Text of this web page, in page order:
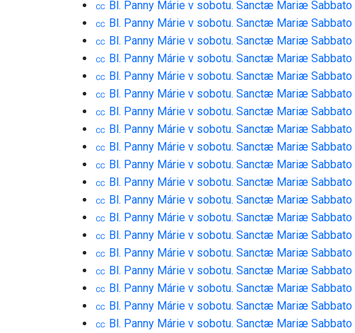
㏄ Bl. Panny Márie v sobotu. Sanctæ Mariæ Sabbato
㏄ Bl. Panny Márie v sobotu. Sanctæ Mariæ Sabbato
㏄ Bl. Panny Márie v sobotu. Sanctæ Mariæ Sabbato
㏄ Bl. Panny Márie v sobotu. Sanctæ Mariæ Sabbato
㏄ Bl. Panny Márie v sobotu. Sanctæ Mariæ Sabbato
㏄ Bl. Panny Márie v sobotu. Sanctæ Mariæ Sabbato
㏄ Bl. Panny Márie v sobotu. Sanctæ Mariæ Sabbato
㏄ Bl. Panny Márie v sobotu. Sanctæ Mariæ Sabbato
㏄ Bl. Panny Márie v sobotu. Sanctæ Mariæ Sabbato
㏄ Bl. Panny Márie v sobotu. Sanctæ Mariæ Sabbato
㏄ Bl. Panny Márie v sobotu. Sanctæ Mariæ Sabbato
㏄ Bl. Panny Márie v sobotu. Sanctæ Mariæ Sabbato
㏄ Bl. Panny Márie v sobotu. Sanctæ Mariæ Sabbato
㏄ Bl. Panny Márie v sobotu. Sanctæ Mariæ Sabbato
㏄ Bl. Panny Márie v sobotu. Sanctæ Mariæ Sabbato
㏄ Bl. Panny Márie v sobotu. Sanctæ Mariæ Sabbato
㏄ Bl. Panny Márie v sobotu. Sanctæ Mariæ Sabbato
㏄ Bl. Panny Márie v sobotu. Sanctæ Mariæ Sabbato
㏄ Bl. Panny Márie v sobotu. Sanctæ Mariæ Sabbato